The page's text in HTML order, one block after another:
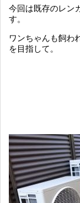
今回は既存のレン
す。
ワンちゃんも飼わ
を目指して。